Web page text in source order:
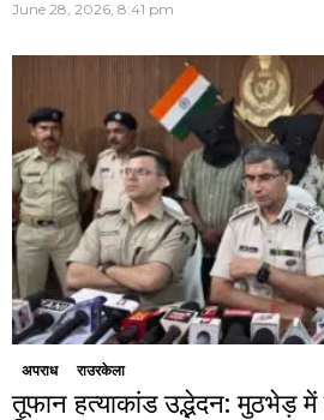
June 28, 2026, 8:41 pm
अपराध राउरकेला
तूफान हत्याकांड उद्भेदन: मुठभेड़ में